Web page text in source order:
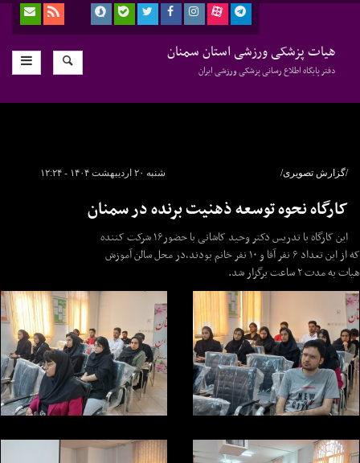
هیات پزشکی ورزشی استان سمنان
دفتر پایگاه اطلاع رسانی پزشکی ورزشی ایران
شنبه ۲۰ اردیبهشت ۱۴۰۴ - ۱۲:۲۴ /گزارش تصویری/
کارگاه نحوه توسعه ذهنیت برنده در سمنان
این کارگاه با تدریس دکتر وحید کاشانی با حضور۱۶ شرکت کننده
که از این تعداد ۶ نفر آقا و ۱۰ نفر خانم بودند،در محل سالن آموزش
هیات به مدت ۲ ساعت برگزار شد.